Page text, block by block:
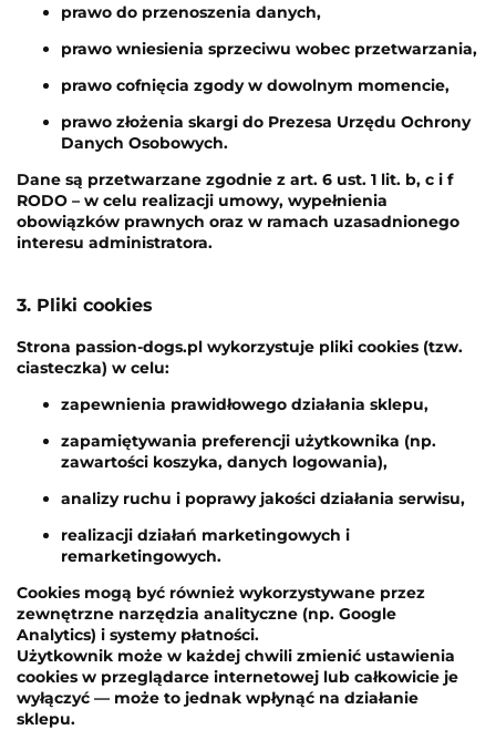
prawo do przenoszenia danych,
prawo wniesienia sprzeciwu wobec przetwarzania,
prawo cofnięcia zgody w dowolnym momencie,
prawo złożenia skargi do Prezesa Urzędu Ochrony
Danych Osobowych.
Dane są przetwarzane zgodnie z art. 6 ust. 1 lit. b, c i f
RODO – w celu realizacji umowy, wypełnienia
obowiązków prawnych oraz w ramach uzasadnionego
interesu administratora.
3. Pliki cookies
Strona passion-dogs.pl wykorzystuje pliki cookies (tzw.
ciasteczka) w celu:
zapewnienia prawidłowego działania sklepu,
zapamiętywania preferencji użytkownika (np.
zawartości koszyka, danych logowania),
analizy ruchu i poprawy jakości działania serwisu,
realizacji działań marketingowych i
remarketingowych.
Cookies mogą być również wykorzystywane przez
zewnętrzne narzędzia analityczne (np. Google
Analytics) i systemy płatności.
Użytkownik może w każdej chwili zmienić ustawienia
cookies w przeglądarce internetowej lub całkowicie je
wyłączyć — może to jednak wpłynąć na działanie
sklepu.